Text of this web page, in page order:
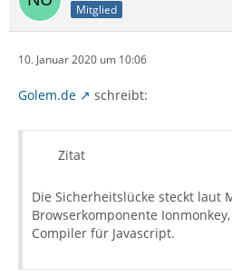
Mitglied
10. Januar 2020 um 10:06
Golem.de schreibt:
Zitat
Die Sicherheitslücke steckt laut
Browserkomponente
Compiler für Javascript.